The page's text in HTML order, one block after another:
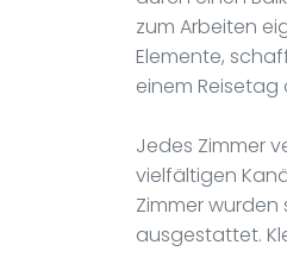
zum Arbeiten
Elemente,
einem
Jedes Zimmer
vielfältigen
Zimmer
ausgestattet.